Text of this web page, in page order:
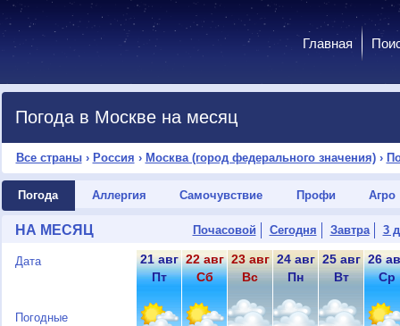
Главная
Погода в Москве на месяц
Все страны› Россия › Москва (город федерального значения)›
Погода Аллергия Самочувствие Профи Агро
НА МЕСЯЦ Почасовой Сегодня Завтра 3
Дата
Погодные
21 авг
Пт
22 авг
Сб
23 авг
Вс
24 авг
Пн
25 авг
Вт
26
Ср